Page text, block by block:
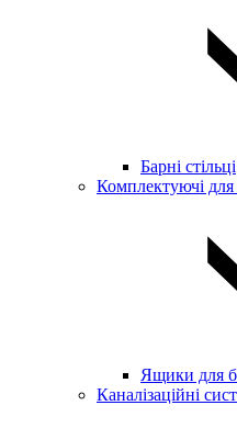
Барні стільці
Комплектуючі для
Ящики для
Каналізаційні